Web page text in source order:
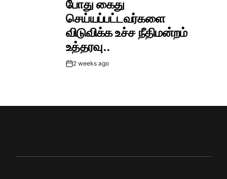
போது கைது
செய்யப்பட்டவர்களை
விடுவிக்க உச்ச நீதிமன்றம்
உத்தரவு..
Post2 weeks ago